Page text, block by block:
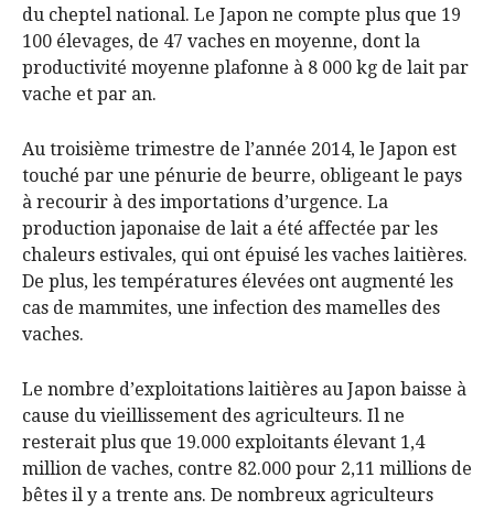
du cheptel national. Le Japon ne compte plus que 19
100 élevages, de 47 vaches en moyenne, dont la
productivité moyenne plafonne à 8 000 kg de lait par
vache et par an.
Au troisième trimestre de l’année 2014, le Japon est
touché par une pénurie de beurre, obligeant le pays
à recourir à des importations d’urgence. La
production japonaise de lait a été affectée par les
chaleurs estivales, qui ont épuisé les vaches laitières.
De plus, les températures élevées ont augmenté les
cas de mammites, une infection des mamelles des
vaches.
Le nombre d’exploitations laitières au Japon baisse à
cause du vieillissement des agriculteurs. Il ne
resterait plus que 19.000 exploitants élevant 1,4
million de vaches, contre 82.000 pour 2,11 millions de
bêtes il y a trente ans. De nombreux agriculteurs